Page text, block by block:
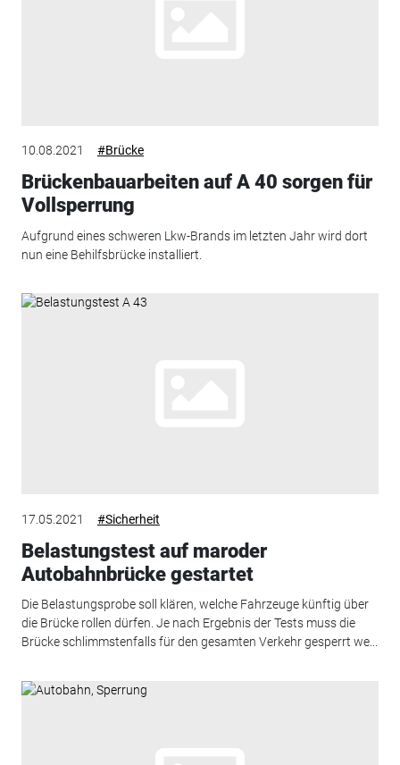
10.08.2021 #Brücke
Brückenbauarbeiten auf A 40 sorgen für
Vollsperrung
Aufgrund eines schweren Lkw-Brands im letzten Jahr wird dort
nun eine Behilfsbrücke installiert.
17.05.2021 #Sicherheit
Belastungstest auf maroder
Autobahnbrücke gestartet
Die Belastungsprobe soll klären, welche Fahrzeuge künftig über
die Brücke rollen dürfen. Je nach Ergebnis der Tests muss die
Brücke schlimmstenfalls für den gesamten Verkehr gesperrt we...